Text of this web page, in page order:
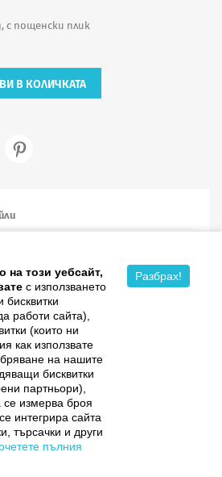
с пощенски плик
В КОЛИЧКАТА
на този уебсайт,
с използването
работи сайта),
(които ни
как използвате
на нашите
бисквитки
партньори),
се измерва броя
интегрира сайта
търсачки и други
пълния
Разбрах!